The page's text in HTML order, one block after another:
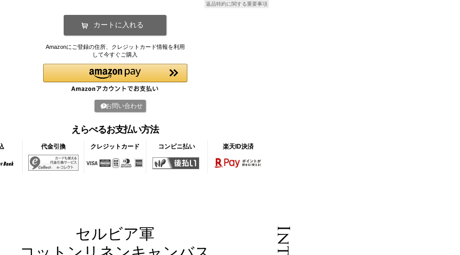
返品特約に関する重要事項
Amazonにご登録の住所、クレジットカード情報を利用
して今すぐご購入
お問い合わせ
えらべるお支払い方法
代金引換 クレジットカード コンビニ払い 楽天ID決済
セルビア軍